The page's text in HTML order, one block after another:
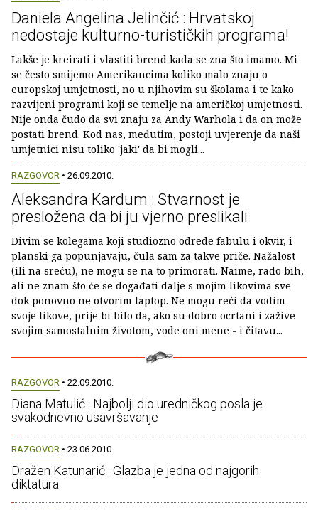
Daniela Angelina Jelinčić : Hrvatskoj
nedostaje kulturno-turističkih programa!
Lakše je kreirati i vlastiti brend kada se zna što imamo. Mi
se često smijemo Amerikancima koliko malo znaju o
europskoj umjetnosti, no u njihovim su školama i te kako
razvijeni programi koji se temelje na američkoj umjetnosti.
Nije onda čudo da svi znaju za Andy Warhola i da on može
postati brend. Kod nas, međutim, postoji uvjerenje da naši
umjetnici nisu toliko 'jaki' da bi mogli...
RAZGOVOR • 26.09.2010.
Aleksandra Kardum : Stvarnost je
presložena da bi ju vjerno preslikali
Divim se kolegama koji studiozno odrede fabulu i okvir, i
planski ga popunjavaju, čula sam za takve priče. Nažalost
(ili na sreću), ne mogu se na to primorati. Naime, rado bih,
ali ne znam što će se događati dalje s mojim likovima sve
dok ponovno ne otvorim laptop. Ne mogu reći da vodim
svoje likove, prije bi bilo da, ako su dobro ocrtani i zažive
svojim samostalnim životom, vode oni mene - i čitavu...
RAZGOVOR • 22.09.2010.
Diana Matulić : Najbolji dio uredničkog posla je
svakodnevno usavršavanje
RAZGOVOR • 23.06.2010.
Dražen Katunarić : Glazba je jedna od najgorih
diktatura